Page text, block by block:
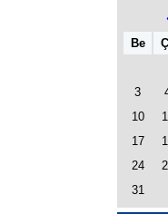
Be
3
10
17
24
31